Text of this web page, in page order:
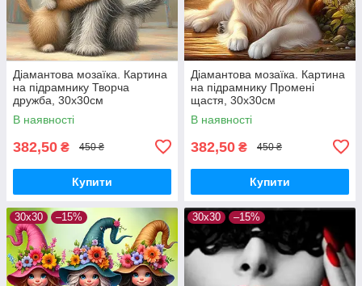
Діамантова мозаїка. Картина
на підрамнику Творча
дружба, 30х30см
В наявності
382,50 ₴ 450 ₴
Купити
Діамантова мозаїка. Картина
на підрамнику Промені
щастя, 30х30см
В наявності
382,50 ₴ 450 ₴
Купити
30x30 –15% 30x30 –15%